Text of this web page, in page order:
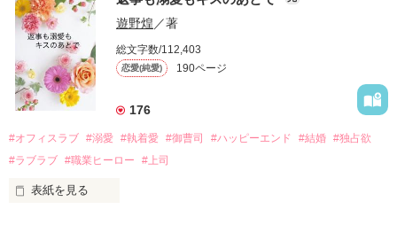
甘やかしてくる。
そんなある日、哲平は美桜がストーカー被害に
遭っていることを知る。
美桜を守るため、哲平は同居を提案してきて――。
夏木美桜(なつきみお)
鳴海哲平 (なるみてっぺい)
桜は、海外で傷心旅行をしていたところ、日本人美青年と出会
い、酒の勢いもあり一夜限りの関係となる。
帰国後、美桜は新しい職場でワンナイトした美青年と再会。
なんと彼の正体は、とある財閥御曹司にも関わらず、一族を離
れて起業した新進気鋭の実業家、社内でも冷徹だと評判な社長
――御影恭司その人だったのだ――！
なぜか恭司から飼い猫の世話係を命じられた美桜は、猫の世
の関係となってしまい――？
遊野煌／著
総文字数/112,403
恋愛(純愛) 190ページ
176
#オフィスラブ #溺愛 #執着愛 #御曹司 #ハッピーエンド #結婚 #独占欲
#ラブラブ #職業ヒーロー #上司
表紙を見る